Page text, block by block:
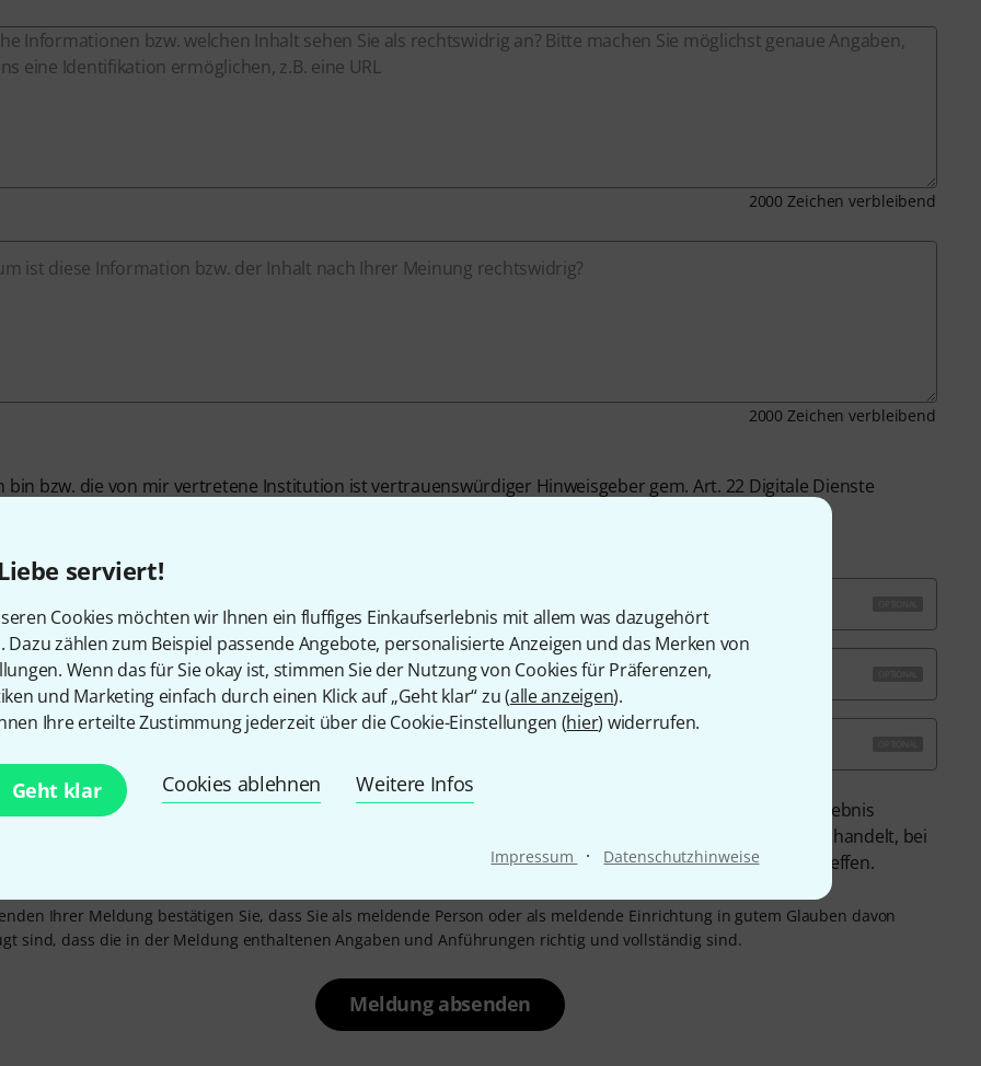
serviert!
Cookies möchten wir Ihnen ein fluffiges Einkaufserlebnis mit allem was dazugehört
Dazu zählen zum Beispiel passende Angebote, personalisierte Anzeigen und das Merken von
Wenn das für Sie okay ist, stimmen Sie der Nutzung von Cookies für Präferenzen,
und Marketing einfach durch einen Klick auf „Geht klar“ zu (alle anzeigen).
Ihre erteilte Zustimmung jederzeit über die Cookie-Einstellungen (hier) widerrufen.
Geht klar Cookies ablehnen Weitere Infos
Impressum · Datenschutzhinweise
2000 Zeichen verbleibend
Informationen bzw. welchen Inhalt sehen Sie als rechtswidrig an? Bitte machen Sie möglichst genaue Angaben,
eine Identifikation ermöglichen, z.B. eine URL
2000 Zeichen verbleibend
ist diese Information bzw. der Inhalt nach Ihrer Meinung rechtswidrig?
bin bzw. die von mir vertretene Institution ist vertrauenswürdiger Hinweisgeber gem. Art. 22 Digitale Dienste
Sie Ihren Namen und Ihre E-Mail-Adresse an, damit wir Ihnen eine Eingangsbestätigung und das Ergebnis
Prüfung übersenden können. Die Angabe ist nicht erforderlich, wenn es sich hierbei um Informationen handelt, bei
Sie davon ausgehen, dass sie eine in den Artikeln 3 bis 7 der Richtlinie 2011/93/EU genannte Straftat betreffen.
Ihrer Meldung bestätigen Sie, dass Sie als meldende Person oder als meldende Einrichtung in gutem Glauben davon
sind, dass die in der Meldung enthaltenen Angaben und Anführungen richtig und vollständig sind.
Meldung absenden